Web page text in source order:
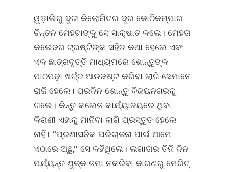
ୱଡ଼ାଲିରୁ ଦୁଇ କିଲୋମିଟର ଦୂର କୋଠିକମ୍ପାର
ଚିନ୍ତନ ମେହଟାଙ୍କୁ ସେ ସାକ୍ଷାତ କଲେ। ମେହତା
କଲେଜର ଟ୍ରଷ୍ଟିଙ୍କ ସହିତ କଥା ହେଲେ ଏବଂ
ଏକ ଛାତ୍ରବୃତ୍ତି ମାଧ୍ୟମରେ ଶୋନ୍ତୁଙ୍କ
ପାଠପଢ଼ା ଖର୍ଚ୍ଚ ଆଡଜଷ୍ଟ କରିବା ଲାଗି ସେମାନେ
ରାଜି ହେଲେ। ପରଦିନ ଶୋନ୍ତୁ ବିଜୟନଗରକୁ
ଗଲେ। କିନ୍ତୁ କଲେଜ କାର୍ଯ୍ୟାଳୟରେ ଥିବା
କିରାଣୀ ଏହାକୁ ମାନିବା ଲାଗି ପ୍ରସ୍ତୁତ ହେଲେ
ନାହିଁ। ‘‘ପ୍ରଶାସନିକ ପରିଚାଳନା ପାଇଁ ଆମେ
ଏଠାରେ ଅଛୁ,’’ ସେ କହିଥିଲେ। ଲଗାତାର ତିନି ଦିନ
ପର୍ଯ୍ୟନ୍ତ ଶୁଳ୍କ ଜମା ନକରିବା କାରଣରୁ ମେରିଟ୍‌